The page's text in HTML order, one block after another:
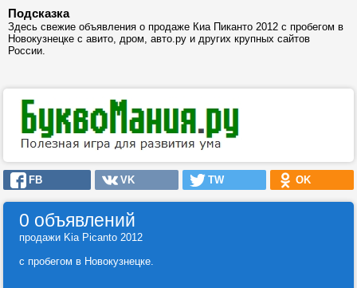
Подсказка
Здесь свежие объявления о продаже Киа Пиканто 2012 с пробегом в
Новокузнецке с авито, дром, авто.ру и других крупных сайтов
России.
FB VK TW OK
0 объявлений
продажи Kia Picanto 2012
с пробегом в Новокузнецке.